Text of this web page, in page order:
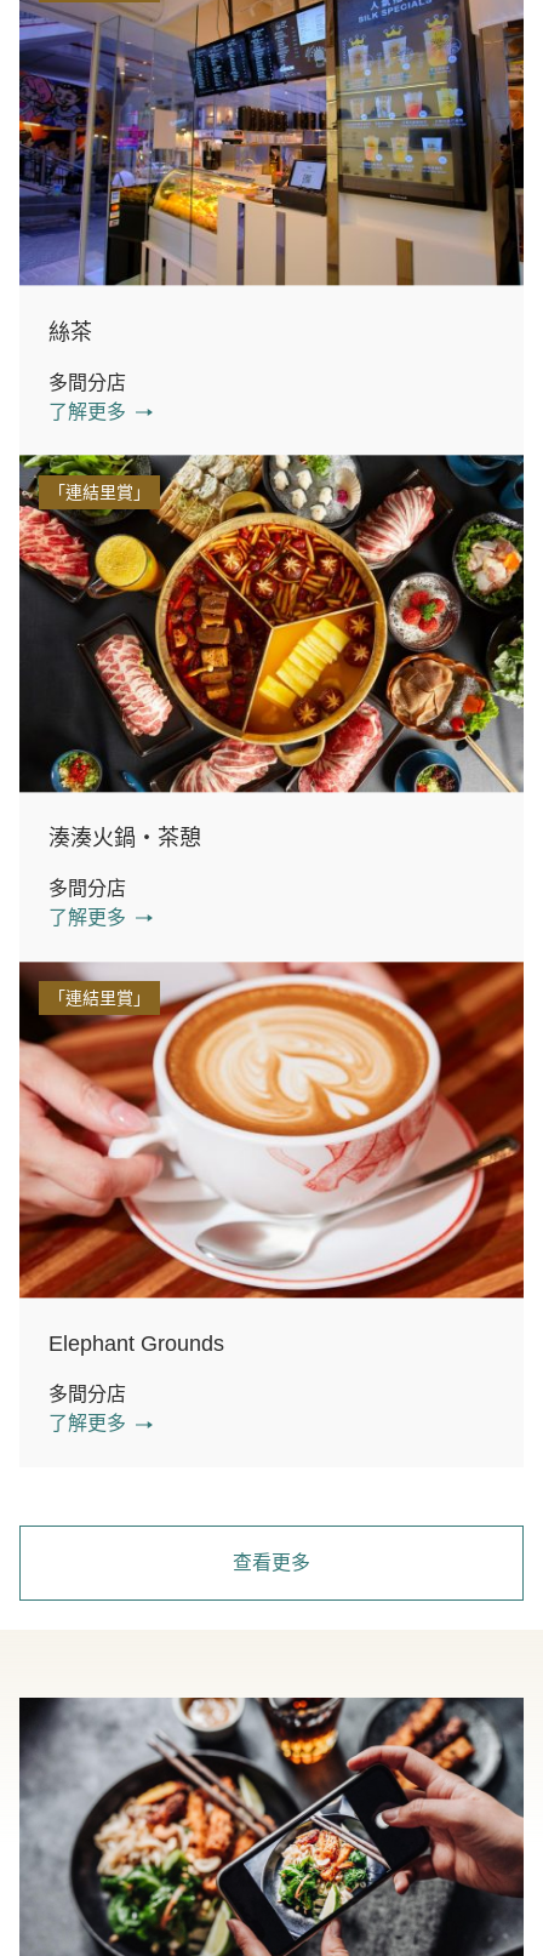
絲茶
多間分店
了解更多
「連結里賞」
湊湊火鍋‧茶憩
多間分店
了解更多
「連結里賞」
Elephant Grounds
多間分店
了解更多
查看更多